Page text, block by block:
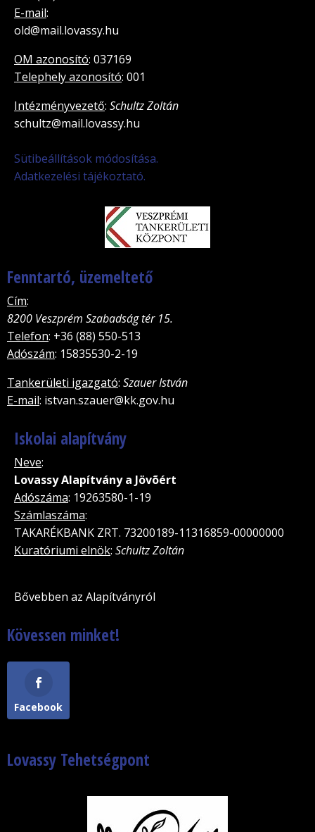
E-mail:
old@mail.lovassy.hu
OM azonosító: 037169
Telephely azonosító: 001
Intézményvezető: Schultz Zoltán
schultz@mail.lovassy.hu
Sütibeállítások módosítása.
Adatkezelési tájékoztató.
Fenntartó, üzemeltető
Cím:
8200 Veszprém Szabadság tér 15.
Telefon: +36 (88) 550-513
Adószám: 15835530-2-19
Tankerületi igazgató: Szauer István
E-mail: istvan.szauer@kk.gov.hu
Iskolai alapítvány
Neve:
Lovassy Alapítvány a Jövõért
Adószáma: 19263580-1-19
Számlaszáma:
TAKARÉKBANK ZRT. 73200189-11316859-00000000
Kuratóriumi elnök: Schultz Zoltán
Bővebben az Alapítványról
Kövessen minket!
Facebook
Lovassy Tehetségpont